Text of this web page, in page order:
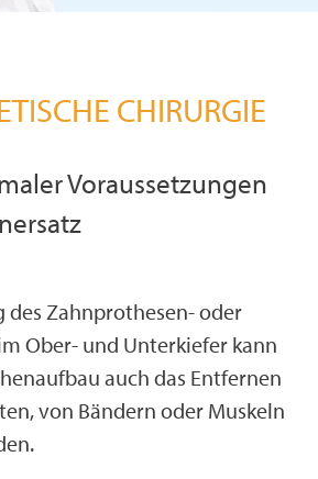
CHIRURGIE
Voraussetzungen
des Zahnprothesen- oder
Ober- und Unterkiefer kann
auch das Entfernen
von Bändern oder Muskeln